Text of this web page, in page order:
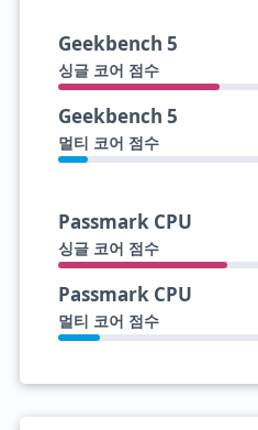
Geekbench 5
싱글 코어 점수
Geekbench 5
멀티 코어 점수
Passmark CPU
싱글 코어 점수
Passmark CPU
멀티 코어 점수